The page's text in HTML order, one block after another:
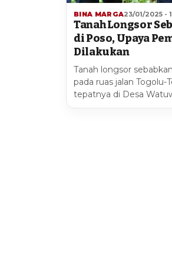
BINA MARGA23/01/2025 -
Tanah Longsor
di Poso, Upaya
Dilakukan
Tanah longsor
pada ruas jalan Togolu-
tepatnya di Desa